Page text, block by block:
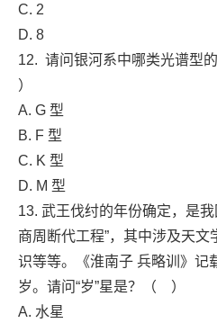
C. 2
D. 8
12. 请问银河系中哪类光谱型
）
A. G 型
B. F 型
C. K 型
D. M 型
13. 武王伐纣的年份确定，是
商周断代工程”，其中涉及天
识等等。《淮南子 兵略训》记
岁。请问“岁”星是？（ ）
A. 水星